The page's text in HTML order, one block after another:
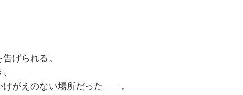
げられる。
けがえのない場所だった――。